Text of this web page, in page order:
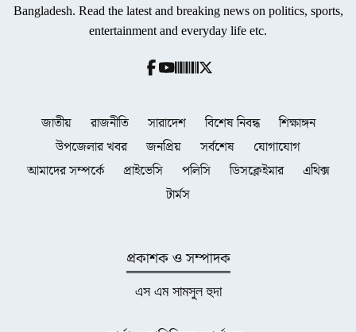
Bangladesh. Read the latest and breaking news on politics, sports,
entertainment and everyday life etc.
জাতীয় রাজনীতি সারাদেশ বিশেষ নিবন্ধ
শিক্ষাঙ্গন
উপজেলার খবর
জনপ্রিয় সর্বশেষ
যোগাযোগ
আমাদের সম্পর্কে
প্রাইভেসি পলিসি ডিসক্লেইমার
এথিক্স
টার্মস
প্রকাশক ও সম্পাদক
এস এম সামসুল হুদা